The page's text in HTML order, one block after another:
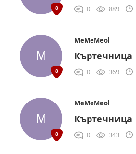
0 889
MeMeMeol
Къртечница
0 369
MeMeMeol
Къртечница
0 343